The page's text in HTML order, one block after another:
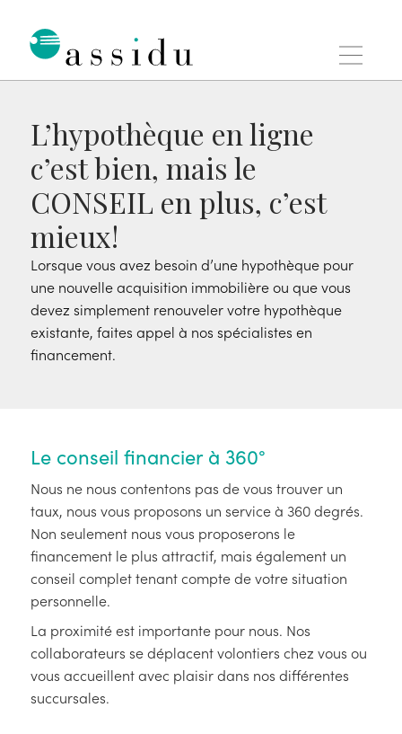
contenu
L’hypothèque en ligne
c’est bien, mais le
CONSEIL en plus, c’est
mieux!
Lorsque vous avez besoin d’une hypothèque pour
une nouvelle acquisition immobilière ou que vous
devez simplement renouveler votre hypothèque
existante, faites appel à nos spécialistes en
financement.
Le conseil financier à 360°
Nous ne nous contentons pas de vous trouver un
taux, nous vous proposons un service à 360 degrés.
Non seulement nous vous proposerons le
financement le plus attractif, mais également un
conseil complet tenant compte de votre situation
personnelle.
La proximité est importante pour nous. Nos
collaborateurs se déplacent volontiers chez vous ou
vous accueillent avec plaisir dans nos différentes
succursales.